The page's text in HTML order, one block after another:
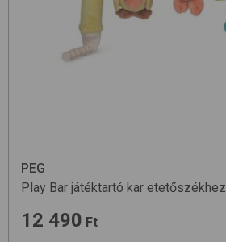
PEG
Play Bar játéktartó kar etetőszékhez
12 490 Ft